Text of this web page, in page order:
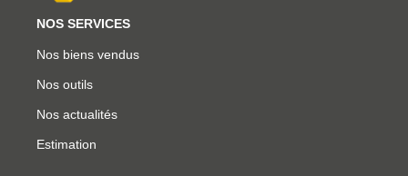
NOS SERVICES
Nos biens vendus
Nos outils
Nos actualités
Estimation